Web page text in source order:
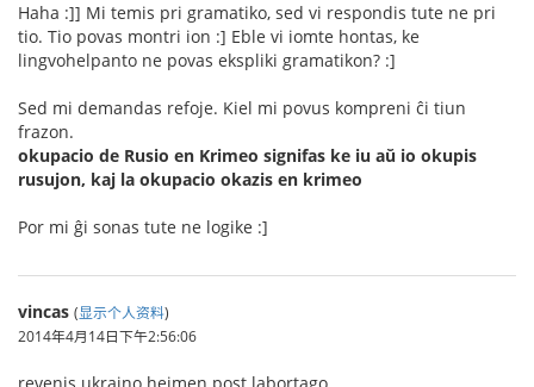
Haha :]] Mi temis pri gramatiko, sed vi respondis tute ne pri
tio. Tio povas montri ion :] Eble vi iomte hontas, ke
lingvohelpanto ne povas ekspliki gramatikon? :]
Sed mi demandas refoje. Kiel mi povus kompreni ĉi tiun
frazon.
okupacio de Rusio en Krimeo signifas ke iu aŭ io okupis
rusujon, kaj la okupacio okazis en krimeo
Por mi ĝi sonas tute ne logike :]
vincas (显示个人资料)
2014年4月14日下午2:56:06